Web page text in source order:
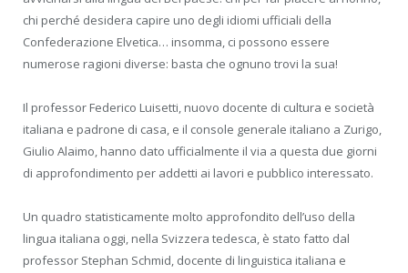
chi perché desidera capire uno degli idiomi ufficiali della
Confederazione Elvetica… insomma, ci possono essere
numerose ragioni diverse: basta che ognuno trovi la sua!
Il professor Federico Luisetti, nuovo docente di cultura e società
italiana e padrone di casa, e il console generale italiano a Zurigo,
Giulio Alaimo, hanno dato ufficialmente il via a questa due giorni
di approfondimento per addetti ai lavori e pubblico interessato.
Un quadro statisticamente molto approfondito dell’uso della
lingua italiana oggi, nella Svizzera tedesca, è stato fatto dal
professor Stephan Schmid, docente di linguistica italiana e